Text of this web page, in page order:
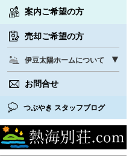
案内ご希望の方
売却ご希望の方
伊豆太陽ホームについて
お問合せ
つぶやき スタッフブログ